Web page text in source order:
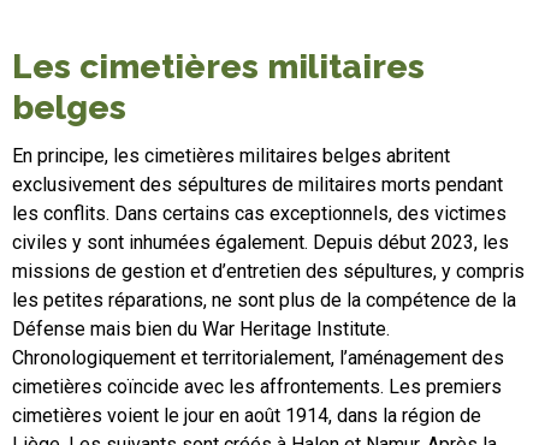
Les cimetières militaires
belges
En principe, les cimetières militaires belges abritent
exclusivement des sépultures de militaires morts pendant
les conflits. Dans certains cas exceptionnels, des victimes
civiles y sont inhumées également. Depuis début 2023, les
missions de gestion et d’entretien des sépultures, y compris
les petites réparations, ne sont plus de la compétence de la
Défense mais bien du War Heritage Institute.
Chronologiquement et territorialement, l’aménagement des
cimetières coïncide avec les affrontements. Les premiers
cimetières voient le jour en août 1914, dans la région de